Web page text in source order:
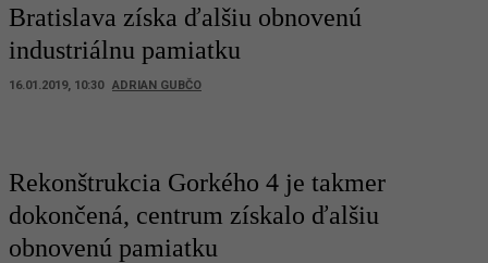
Bratislava získa ďalšiu obnovenú
industriálnu pamiatku
16.01.2019, 10:30 ADRIAN GUBČO
Rekonštrukcia Gorkého 4 je takmer
dokončená, centrum získalo ďalšiu
obnovenú pamiatku